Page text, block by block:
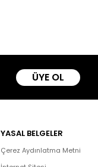
ÜYE OL
YASAL BELGELER
Çerez Aydınlatma Metni